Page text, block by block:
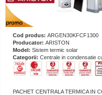
Cod produs: ARGEN30KFCF1300
Producator: ARISTON
Model: Sistem termic solar
Categorii: Centrale in condensatie
PACHET CENTRALA TERMICA IN